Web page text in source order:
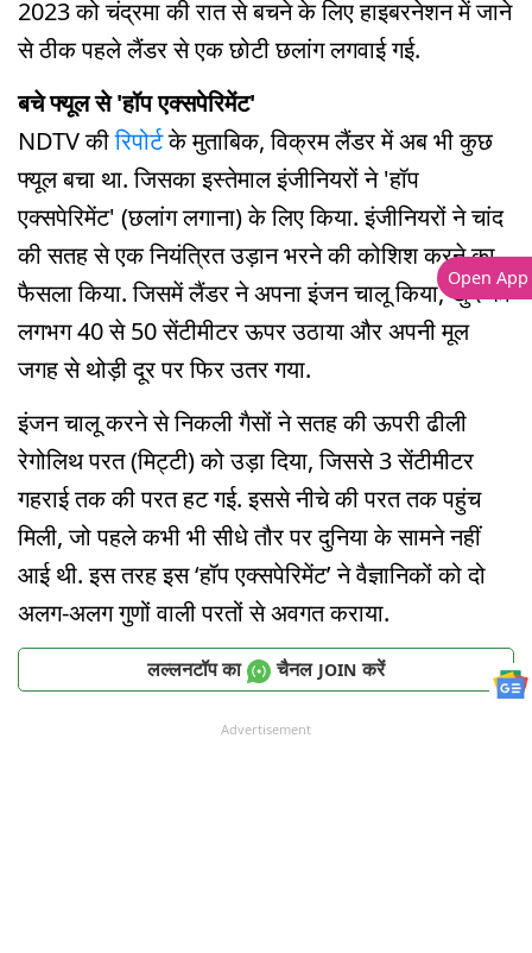
2023 को चंद्रमा की रात से बचने के लिए हाइबरनेशन में जाने
से ठीक पहले लैंडर से एक छोटी छलांग लगवाई गई.
बचे फ्यूल से 'हॉप एक्सपेरिमेंट'
NDTV कीरिपोर्टके मुताबिक, विक्रम लैंडर में अब भी कुछ
फ्यूल बचा था. जिसका इस्तेमाल इंजीनियरों ने 'हॉप
एक्सपेरिमेंट' (छलांग लगाना) के लिए किया. इंजीनियरों ने चांद
की सतह से एक नियंत्रित उड़ान भरने की कोशिश करने का
फैसला किया. जिसमें लैंडर ने अपना इंजन चालू किया, खुद को
लगभग 40 से 50 सेंटीमीटर ऊपर उठाया और अपनी मूल
जगह से थोड़ी दूर पर फिर उतर गया.
इंजन चालू करने से निकली गैसों ने सतह की ऊपरी ढीली
रेगोलिथ परत (मिट्टी) को उड़ा दिया, जिससे 3 सेंटीमीटर
गहराई तक की परत हट गई. इससे नीचे की परत तक पहुंच
मिली, जो पहले कभी भी सीधे तौर पर दुनिया के सामने नहीं
आई थी. इस तरह इस ‘हॉप एक्सपेरिमेंट’ ने वैज्ञानिकों को दो
अलग-अलग गुणों वाली परतों से अवगत कराया.
लल्लनटॉप का चैनल JOIN करें
Advertisement
Open App